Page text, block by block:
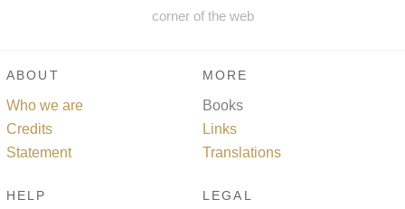
corner of the web
ABOUT
Who we are
Credits
Statement
MORE
Books
Links
Translations
HELP LEGAL